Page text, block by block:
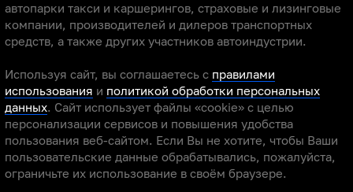
автопарки такси и каршерингов, страховые и лизинговые
компании, производителей и дилеров транспортных
средств, а также других участников автоиндустрии.
Используя сайт, вы соглашаетесь с правилами
использования и политикой обработки персональных
данных. Сайт использует файлы «cookie» с целью
персонализации сервисов и повышения удобства
пользования веб-сайтом. Если Вы не хотите, чтобы Ваши
пользовательские данные обрабатывались, пожалуйста,
ограничьте их использование в своём браузере.